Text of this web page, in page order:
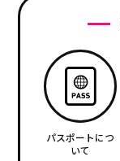
パスポートにつ
いて